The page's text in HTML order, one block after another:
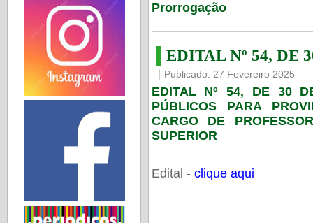
Prorrogação
EDITAL Nº 54, DE
Publicado: 27 Fevereiro 2025
EDITAL Nº 54, DE 30
PÚBLICOS PARA
CARGO DE
SUPERIOR
Edital - clique aqui